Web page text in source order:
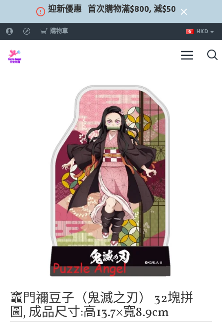
迎新優惠 首次購物滿$800, 減$50
購物車 HKD
竈門禰豆子（鬼滅之刃） 32塊拼
圖, 成品尺寸:高13.7×寬8.9cm